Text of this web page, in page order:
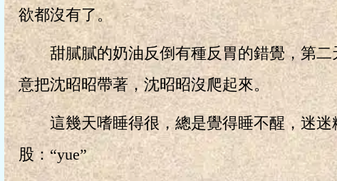
欲都沒有了。
甜膩膩的奶油反倒有種反胃的錯覺，第二
意把沈昭昭帶著，沈昭昭沒爬起來。
這幾天嗜睡得很，總是覺得睡不醒，迷迷
股：“yue”